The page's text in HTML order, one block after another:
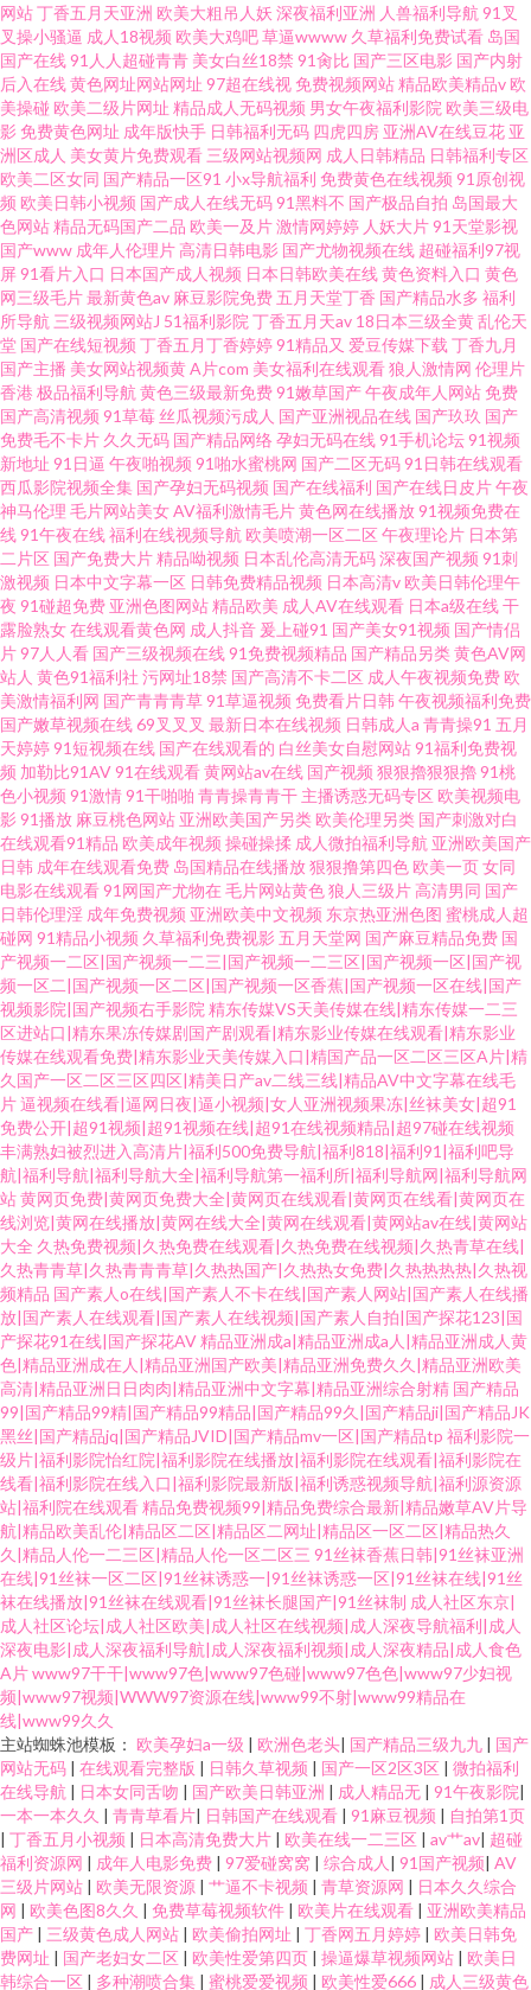
网站丁香五月天亚洲 欧美大粗吊人妖 深夜福利亚洲 人兽福利导航 91叉
叉操小骚逼 成人18视频 欧美大鸡吧草逼wwww 久草福利免费试看 岛国
国产在线91人人超碰青青 美女白丝18禁 91肏比 国产三区电影 国产内射
后入在线黄色网址网站网址 97超在线视 免费视频网站精品欧美精品v 欧
美操碰 欧美二级片网址 精品成人无码视频 男女午夜福利影院 欧美三级电
影 免费黄色网址 成年版快手 日韩福利无码 四虎四房 亚洲AV在线豆花 亚
洲区成人 美女黄片免费观看 三级网站视频网 成人日韩精品 日韩福利专区
欧美二区女同 国产精品一区91 小x导航福利 免费黄色在线视频 91原创视
频 欧美日韩小视频 国产成人在线无码91黑料不 国产极品自拍 岛国最大
色网站精品无码国产二品 欧美一及片激情网婷婷 人妖大片91天堂影视
国产www 成年人伦理片高清日韩电影 国产尤物视频在线 超碰福利97视
屏91看片入口 日本国产成人视频 日本日韩欧美在线黄色资料入口 黄色
网三级毛片最新黄色av 麻豆影院免费 五月天堂丁香 国产精品水多 福利
所导航 三级视频网站J 51福利影院 丁香五月天av 18日本三级全黄乱伦天
堂 国产在线短视频 丁香五月丁香婷婷91精品又 爱豆传媒下载 丁香九月
国产主播 美女网站视频黄A片com 美女福利在线观看狼人激情网 伦理片
香港 极品福利导航 黄色三级最新免费91嫩草国产午夜成年人网站 免费
国产高清视频 91草莓 丝瓜视频污成人 国产亚洲视品在线 国产玖玖 国产
免费毛不卡片 久久无码 国产精品网络孕妇无码在线91手机论坛91视频
新地址 91日逼 午夜啪视频 91啪水蜜桃网 国产二区无码91日韩在线观看
西瓜影院视频全集 国产孕妇无码视频 国产在线福利 国产在线日皮片午夜
神马伦理 毛片网站美女AV福利激情毛片黄色网在线播放91视频免费在
线91午夜在线福利在线视频导航 欧美喷潮一区二区 午夜理论片 日本第
二片区 国产免费大片精品呦视频 日本乱伦高清无码深夜国产视频 91刺
激视频 日本中文字幕一区 日韩免费精品视频 日本高清v 欧美日韩伦理午
夜 91碰超免费 亚洲色图网站精品欧美 成人AV在线观看 日本a级在线干
露脸熟女在线观看黄色网 成人抖音 爰上碰91 国产美女91视频 国产情侣
片97人人看 国产三级视频在线91免费视频精品 国产精品另类黄色AV网
站人 黄色91福利社 污网址18禁 国产高清不卡二区 成人午夜视频免费 欧
美激情福利网 国产青青青草91草逼视频 免费看片日韩午夜视频福利免费
国产嫩草视频在线69叉叉叉 最新日本在线视频 日韩成人a 青青操91 五月
天婷婷91短视频在线 国产在线观看的 白丝美女自慰网站91福利免费视
频 加勒比91AV91在线观看黄网站av在线 国产视频 狠狠擼狠狠擼91桃
色小视频 91激情91干啪啪 青青操青青干 主播诱惑无码专区 欧美视频电
影 91播放 麻豆桃色网站 亚洲欧美国产另类 欧美伦理另类 国产刺激对白
在线观看91精品 欧美成年视频 操碰操揉 成人微拍福利导航 亚洲欧美国产
日韩 成年在线观看免费 岛国精品在线播放狠狠撸第四色 欧美一页女同
电影在线观看91网国产尤物在毛片网站黄色狼人三级片高清男同 国产
日韩伦理淫 成年免费视频 亚洲欧美中文视频 东京热亚洲色图 蜜桃成人超
碰网 91精品小视频 久草福利免费视影 五月天堂网 国产麻豆精品免费 国
产视频一二区|国产视频一二三|国产视频一二三区|国产视频一区|国产视
频一区二|国产视频一区二区|国产视频一区香蕉|国产视频一区在线|国产
视频影院|国产视频右手影院 精东传媒VS天美传媒在线|精东传媒一二三
区进站口|精东果冻传媒剧国产剧观看|精东影业传媒在线观看|精东影业
传媒在线观看免费|精东影业天美传媒入口|精国产品一区二区三区A片|精
久国产一区二区三区四区|精美日产av二线三线|精品AV中文字幕在线毛
片逼视频在线看|逼网日夜|逼小视频|女人亚洲视频果冻|丝袜美女|超91
免费公开|超91视频|超91视频在线|超91在线视频精品|超97碰在线视频
丰满熟妇被烈进入高清片|福利500免费导航|福利818|福利91|福利吧导
航|福利导航|福利导航大全|福利导航第一福利所|福利导航网|福利导航网
站黄网页免费|黄网页免费大全|黄网页在线观看|黄网页在线看|黄网页在
线浏览|黄网在线播放|黄网在线大全|黄网在线观看|黄网站av在线|黄网站
大全 久热免费视频|久热免费在线观看|久热免费在线视频|久热青草在线|
久热青青草|久热青青青草|久热热国产|久热热女免费|久热热热热|久热视
频精品 国产素人o在线|国产素人不卡在线|国产素人网站|国产素人在线播
放|国产素人在线观看|国产素人在线视频|国产素人自拍|国产探花123|国
产探花91在线|国产探花AV精品亚洲成a|精品亚洲成a人|精品亚洲成人黄
色|精品亚洲成在人|精品亚洲国产欧美|精品亚洲免费久久|精品亚洲欧美
高清|精品亚洲日日肉肉|精品亚洲中文字幕|精品亚洲综合射精 国产精品
99|国产精品99精|国产精品99精品|国产精品99久|国产精品ji|国产精品JK
黑丝|国产精品jq|国产精品JVID|国产精品mv一区|国产精品tp 福利影院一
级片|福利影院怡红院|福利影院在线播放|福利影院在线观看|福利影院在
线看|福利影院在线入口|福利影院最新版|福利诱惑视频导航|福利源资源
站|福利院在线观看精品免费视频99|精品免费综合最新|精品嫩草AV片导
航|精品欧美乱伦|精品区二区|精品区二网址|精品区一区二区|精品热久
久|精品人伦一二三区|精品人伦一区二区三 91丝袜香蕉日韩|91丝袜亚洲
在线|91丝袜一区二区|91丝袜诱惑一|91丝袜诱惑一区|91丝袜在线|91丝
袜在线播放|91丝袜在线观看|91丝袜长腿国产|91丝袜制 成人社区东京|
成人社区论坛|成人社区欧美|成人社区在线视频|成人深夜导航福利|成人
深夜电影|成人深夜福利导航|成人深夜福利视频|成人深夜精品|成人食色
A片www97干干|www97色|www97色碰|www97色色|www97少妇视
频|www97视频|WWW97资源在线|www99不射|www99精品在
线|www99久久
主站蜘蛛池模板： 欧美孕妇a一级 | 欧洲色老头| 国产精品三级九九 | 国产
网站无码 | 在线观看完整版 | 日韩久草视频 | 国产一区2区3区 | 微拍福利
在线导航 | 日本女同舌吻 | 国产欧美日韩亚洲 | 成人精品无 | 91午夜影院|
一本一本久久 | 青青草看片| 日韩国产在线观看 | 91麻豆视频 | 自拍第1页
| 丁香五月小视频 | 日本高清免费大片 | 欧美在线一二三区 | av艹av| 超碰
福利资源网 | 成年人电影免费 | 97爱碰窝窝 | 综合成人 | 91国产视频| AV
三级片网站 | 欧美无限资源 | 艹逼不卡视频 | 青草资源网 | 日本久久综合
网 | 欧美色图8久久 | 免费草莓视频软件 | 欧美片在线观看 | 亚洲欧美精品
国产 | 三级黄色成人网站 | 欧美偷拍网址 | 丁香网五月婷婷 | 欧美日韩免
费网址 | 国产老妇女二区 | 欧美性爱第四页 | 操逼爆草视频网站 | 欧美日
韩综合一区 | 多种潮喷合集 | 蜜桃爱爱视频 | 欧美性爱666 | 成人三级黄色